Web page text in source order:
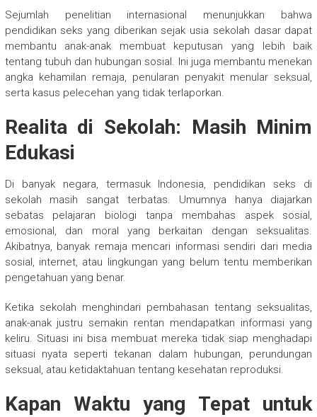
Sejumlah penelitian internasional menunjukkan bahwa
pendidikan seks yang diberikan sejak usia sekolah dasar dapat
membantu anak-anak membuat keputusan yang lebih baik
tentang tubuh dan hubungan sosial. Ini juga membantu menekan
angka kehamilan remaja, penularan penyakit menular seksual,
serta kasus pelecehan yang tidak terlaporkan.
Realita di Sekolah: Masih Minim
Edukasi
Di banyak negara, termasuk Indonesia, pendidikan seks di
sekolah masih sangat terbatas. Umumnya hanya diajarkan
sebatas pelajaran biologi tanpa membahas aspek sosial,
emosional, dan moral yang berkaitan dengan seksualitas.
Akibatnya, banyak remaja mencari informasi sendiri dari media
sosial, internet, atau lingkungan yang belum tentu memberikan
pengetahuan yang benar.
Ketika sekolah menghindari pembahasan tentang seksualitas,
anak-anak justru semakin rentan mendapatkan informasi yang
keliru. Situasi ini bisa membuat mereka tidak siap menghadapi
situasi nyata seperti tekanan dalam hubungan, perundungan
seksual, atau ketidaktahuan tentang kesehatan reproduksi.
Kapan Waktu yang Tepat untuk